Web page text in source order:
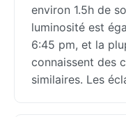
environ 1.5h de
luminosité est
6:45 pm, et la
connaissent des
similaires. Les